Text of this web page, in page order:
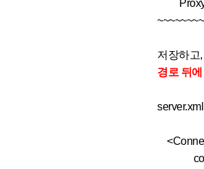
저장하고
경로 뒤에
server.xml